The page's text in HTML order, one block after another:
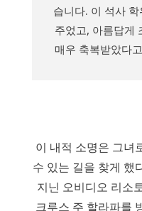
습니다. 이 석사
주었고, 아름답게
매우 축복받았다
이 내적 소명은 그녀
수 있는 길을 찾게 했
지닌 오비디오 리소
크루스 주 할라파를